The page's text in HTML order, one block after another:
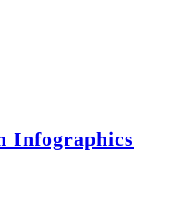
Infographics